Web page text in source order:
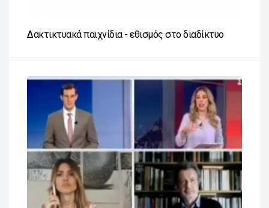
Δακτικτυακά παιχνίδια - εθισμός στο διαδίκτυο